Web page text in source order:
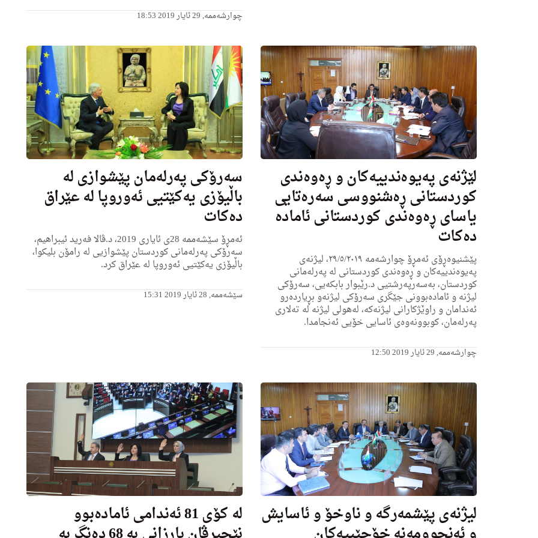
چوارشەممە, 29 ئایار 2019 18:53
لێژنەی پەیوەندییەکان و ڕەوەندی
کوردستانی ڕەشنووسی سەرەتایی
یاسای ڕەوەندی کوردستانی ئامادە
دەکات
پێشنیوه‌ڕۆی ئەمڕۆ چوارشه‌مه‌ ٢٩/٥/٢٠١٩، لیژنەی
پەیوەندییەکان و ڕەوه‌ندی کوردستانی لە په‌رله‌مانى
كوردستان، به‌سه‌رپه‌رشتیى د.رێبوار بابكه‌یى، سه‌رۆكی
لیژنه‌ و ئاماده‌بوونی جێگرى سه‌رۆكی لیژنه‌و بڕیارده‌رو
ئه‌ندامان و راوێژكارانی لیژنه‌كه‌، لەھولی لیژنە له‌ تەلاری
پەرلەمان، کوبوونەوەی ئاسایی خۆیی ئەنجامدا.
چوارشەممە, 29 ئایار 2019 12:50
سه‌رۆكی په‌رله‌مان پێشوازی له‌
باڵیۆزی یه‌كێتیی ئه‌وروپا له‌ عێراق
ده‌كات
ئه‌مڕۆ سێشه‌ممه‌ 28ی ئایاری 2019، د.ڤالا فه‌رید ئیبراهیم،
سه‌رۆكی په‌رله‌مانی كوردستان پێشوازیی له‌ رامۆن بلیكوا،
باڵیۆزی یه‌كێتیی ئه‌وروپا له‌ عێراق كرد.
سێشەممە, 28 ئایار 2019 15:31
لیژنەی پێشمەرگە و ناوخۆ و ئاسایش له‌ كۆى 81 ئه‌ندامی ئاماده‌بوو